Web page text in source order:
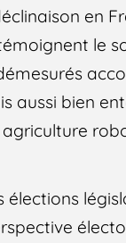
en
le
aussi bien
élections